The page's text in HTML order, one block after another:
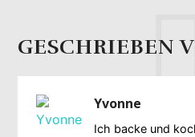
GESCHRIEBEN
Yvonne
Ich backe und